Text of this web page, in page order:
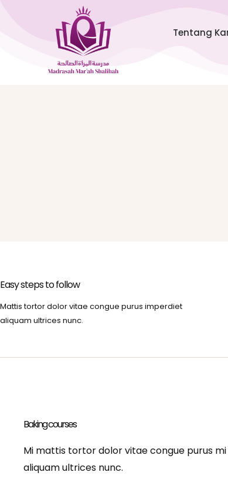
Tentang
Easy steps to follow
Mattis tortor dolor vitae congue purus imperdiet
aliquam ultrices nunc.
Baking courses
Mi mattis tortor dolor vitae congue purus
aliquam ultrices nunc.